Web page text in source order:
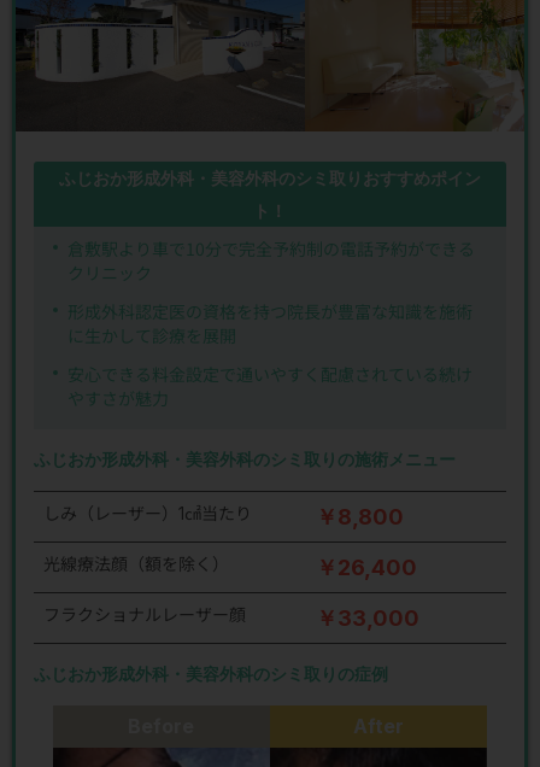
ふじおか形成外科・美容外科のシミ取りおすすめポイン
ト！
倉敷駅より車で10分で完全予約制の電話予約ができる
クリニック
形成外科認定医の資格を持つ院長が豊富な知識を施術
に生かして診療を展開
安心できる料金設定で通いやすく配慮されている続け
やすさが魅力
ふじおか形成外科・美容外科のシミ取りの施術メニュー
しみ（レーザー）1㎠当たり ￥8,800
光線療法顔（額を除く） ￥26,400
フラクショナルレーザー顔 ￥33,000
ふじおか形成外科・美容外科のシミ取りの症例
After